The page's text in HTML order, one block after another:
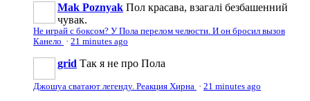
Mak Poznyak Пол красава, взагалі безбашенний
чувак.
Не играй с боксом? У Пола перелом челюсти. И он бросил вызов
Канело · 21 minutes ago
grid Так я не про Пола
Джошуа сватают легенду. Реакция Хирна · 21 minutes ago